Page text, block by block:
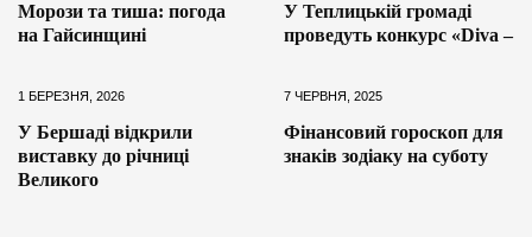
Морози та тиша: погода
на Гайсинщині
У Теплицькій громаді
проведуть конкурс «Diva –
1 БЕРЕЗНЯ, 2026
У Бершаді відкрили
виставку до річниці
Великого
7 ЧЕРВНЯ, 2025
Фінансовий гороскоп для
знаків зодіаку на суботу